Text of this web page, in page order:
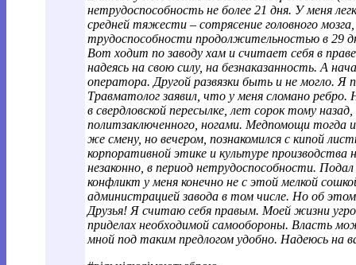
нетрудоспособность не более 21 дня. У меня
средней тяжести – сотрясение головного
трудоспособности продолжительностью в 29
Вот ходит по заводу хам и считает себя в
надеясь на свою силу, на безнаказанность. А
оператора. Другой развязки быть и не могло. Я
Травматолог заявил, что у меня сломано
в свердловской пересылке, лет сорок тому
политзаключенного, ногами. Медпомощи тогда
же смену, но вечером, познакомился с кипой
корпоративной этике и культуре
незаконно, в период нетрудоспособности.
конфликт у меня конечно не с этой мелкой
администрацией завода в том числе. Но об
Друзья! Я считаю себя правым. Моей жизни
приделах необходимой самообороны. Власть
мной под таким предлогом удобно. Надеюсь на